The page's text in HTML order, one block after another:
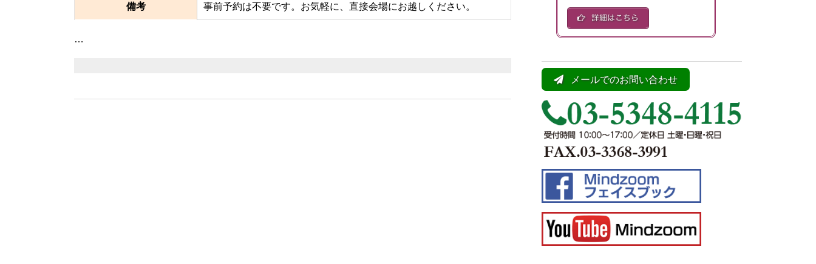
備考 事前予約は不要です。お気軽に、直接会場にお越しください。
…
メールでのお問い合わせ